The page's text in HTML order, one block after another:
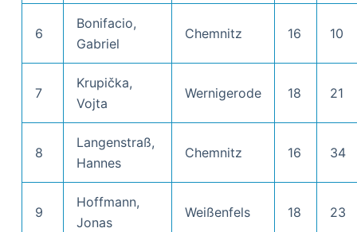
6
Bonifacio,
Gabriel
Chemnitz 16 10
7
Krupička,
Vojta
Wernigerode 18 21
8
Langenstraß,
Hannes
Chemnitz 16 34
9
Hoffmann,
Jonas
Weißenfels 18 23